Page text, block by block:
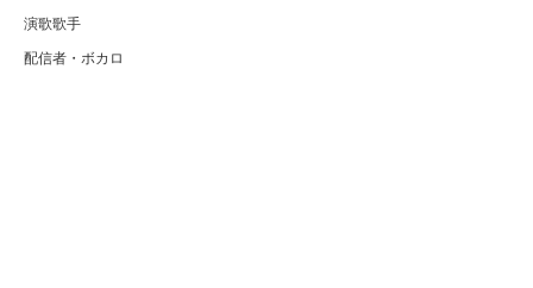
演歌歌手
配信者・ボカロ